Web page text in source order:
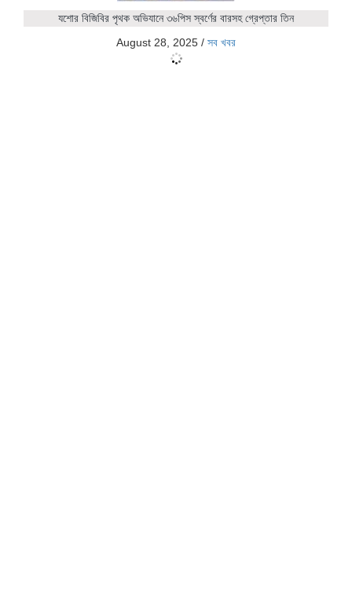
যশোর বিজিবির পৃথক অভিযানে ৩৬পিস স্বর্ণের বারসহ গ্রেপ্তার তিন
August 28, 2025 / সব খবর